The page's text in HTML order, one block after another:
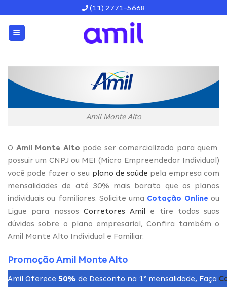
content
(11) 2771-5668
Amil Monte Alto
O Amil Monte Alto pode ser comercializado para quem
possuir um CNPJ ou MEI (Micro Empreendedor Individual)
você pode fazer o seu plano de saúde pela empresa com
mensalidades de até 30% mais barato que os planos
individuais ou familiares. Solicite uma Cotação Online ou
Ligue para nossos Corretores Amil
e tire todas suas
dúvidas sobre o plano empresarial, Confira também o
Amil Monte Alto Individual e Familiar.
Promoção Amil Monte Alto
Amil Oferece 50% de Desconto na 1° mensalidade, Faça